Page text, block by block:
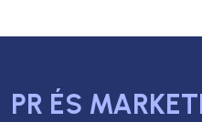
PR ÉS